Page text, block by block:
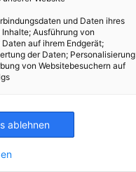
und Daten ihres
Ausführung von
auf ihrem Endgerät;
der Daten; Personalisierung
von Websitebesuchern auf
ablehnen